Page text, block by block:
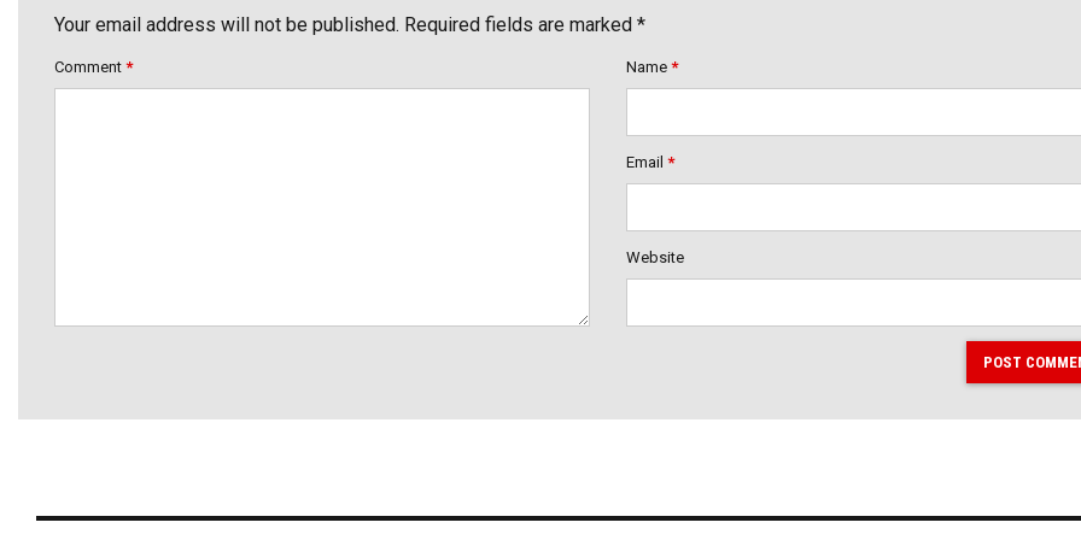
Your email address will not be published. Required fields are marked *
Comment * Name *
Email *
Website
POST